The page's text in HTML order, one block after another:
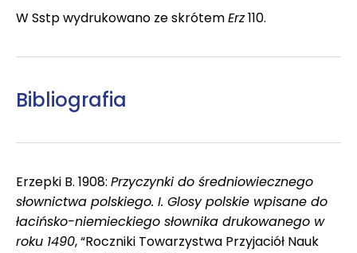
W Sstp wydrukowano ze skrótemErz110.
Bibliografia
Erzepki B. 1908: Przyczynki do średniowiecznego
słownictwa polskiego. I. Glosy polskie wpisane do
łacińsko-niemieckiego słownika drukowanego w
roku 1490, “Roczniki Towarzystwa Przyjaciół Nauk